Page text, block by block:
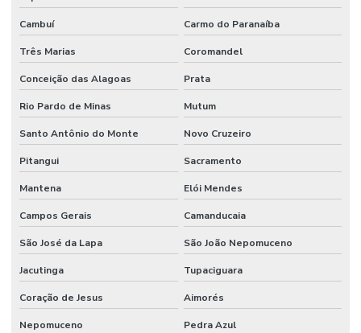
Cambuí Carmo do Paranaíba
Três Marias Coromandel
Conceição das Alagoas Prata
Rio Pardo de Minas Mutum
Santo Antônio do Monte Novo Cruzeiro
Pitangui Sacramento
Mantena Elói Mendes
Campos Gerais Camanducaia
São José da Lapa São João Nepomuceno
Jacutinga Tupaciguara
Coração de Jesus Aimorés
Nepomuceno Pedra Azul